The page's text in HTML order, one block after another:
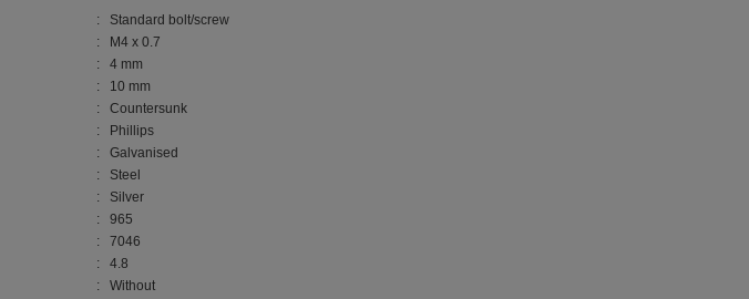
: Standard bolt/screw
: M4 x 0.7
: 4 mm
: 10 mm
: Countersunk
: Phillips
: Galvanised
: Steel
: Silver
: 965
: 7046
: 4.8
: Without